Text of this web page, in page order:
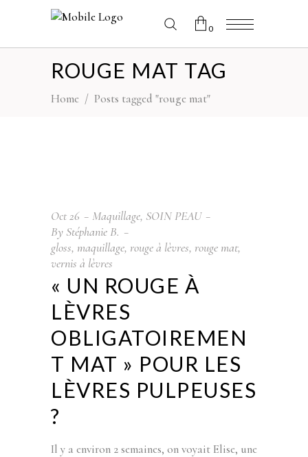
0
No products in the cart.
ROUGE MAT TAG
Home / Posts tagged "rouge mat"
Oct26 Maquillage, SOIN PEAU
By Stéphanie B.
gloss, maquillage, rouge à lèvres, rouge mat,
vernis à lèvres
« UN ROUGE À
LÈVRES
OBLIGATOIREMEN
T MAT » POUR LES
LÈVRES PULPEUSES
?
Il y a environ 2 semaines, on voyait Elise, une